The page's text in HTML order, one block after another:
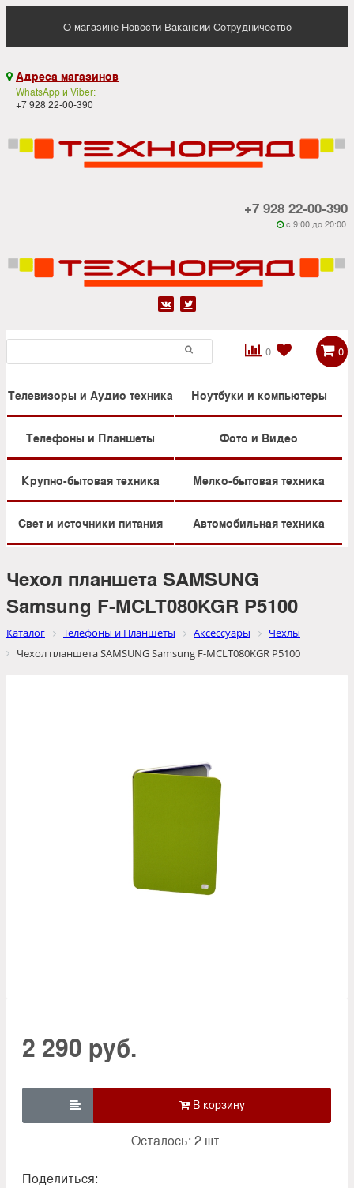
О магазине Новости Вакансии Сотрудничество
 Адреса магазинов
WhatsApp и Viber:
+7 928 22-00-390
+7 928 22-00-390
 c 9:00 до 20:00
 
0

 0
Телевизоры и Аудио техника Ноутбуки и компьютеры
Телефоны и Планшеты Фото и Видео
Крупно-бытовая техника Мелко-бытовая техника
Свет и источники питания Автомобильная техника
Чехол планшета SAMSUNG
Samsung F-MCLT080KGR P5100
Каталог Телефоны и Планшеты Аксессуары
Чехлы
Чехол планшета SAMSUNG Samsung F-MCLT080KGR P5100
2 290 руб.

Осталось: 2 шт.
Поделиться: